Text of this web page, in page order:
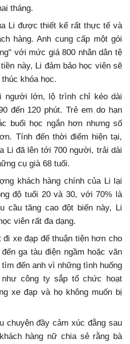
tháng.
Li được thiết kế rất thực tế và
hàng. Anh cung cấp một gói
với mức giá 800 nhân dân tệ
này, Li đảm bảo học viên sẽ
khóa học.
người lớn, lộ trình chỉ kéo dài
đến 120 phút. Trẻ em do hạn
buổi học ngắn hơn nhưng số
Tính đến thời điểm hiện tại,
Li đã lên tới 700 người, trải dài
cụ già 68 tuổi.
khách hàng chính của Li lại
độ tuổi 20 và 30, với 70% là
cầu tăng cao đột biến này, Li
viên rất đa dạng.
xe đạp để thuận tiện hơn cho
ga tàu điện ngầm hoặc văn
đến anh vì những tình huống
như công ty sắp tổ chức hoạt
xe đạp và họ không muốn bị
chuyện đầy cảm xúc đằng sau
hàng nữ chia sẻ rằng bà